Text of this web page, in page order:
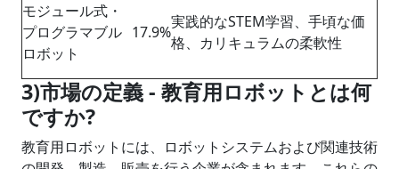
モジュール式・
プログラマブル
ロボット
17.9%
実践的なSTEM学習、手頃な価
格、カリキュラムの柔軟性
3)市場の定義 - 教育用ロボットとは何
ですか?
教育用ロボットには、ロボットシステムおよび関連技術